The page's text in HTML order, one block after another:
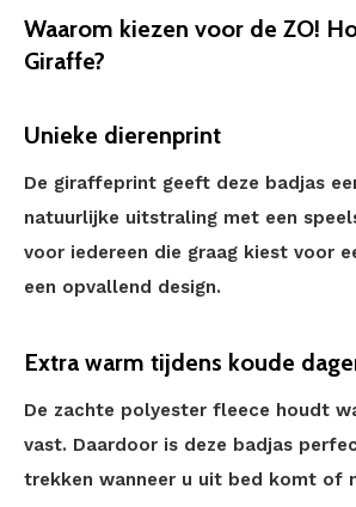
Waarom kiezen voor de ZO!
Giraffe?
Unieke dierenprint
De giraffeprint geeft deze badjas
natuurlijke uitstraling met een
voor iedereen die graag kiest voor
een opvallend design.
Extra warm tijdens koude
De zachte polyester fleece houdt
vast. Daardoor is deze badjas
trekken wanneer u uit bed komt of